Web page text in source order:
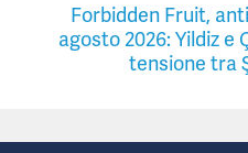
Forbidden Fruit,
agosto 2026: Yildiz e
tensione tra